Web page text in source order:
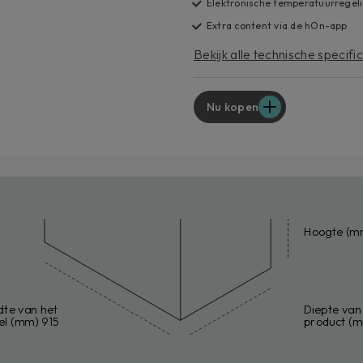
Kom
Elektronische
Extra content via de hOn-app
Bekijk alle technische
Nu kopen
Hoogte
Diepte
product
van het
(mm) 915